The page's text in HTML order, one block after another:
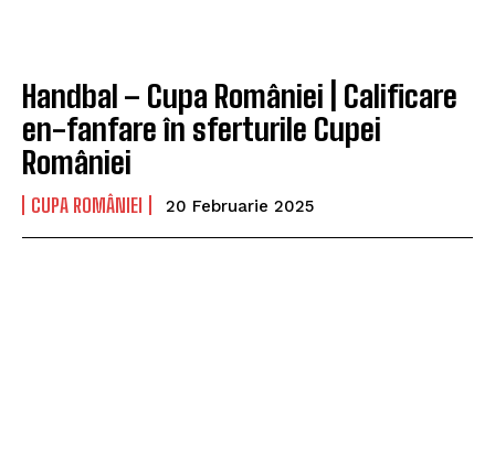
Handbal – Cupa României | Calificare
en-fanfare în sferturile Cupei
României
CUPA ROMÂNIEI 20 Februarie 2025